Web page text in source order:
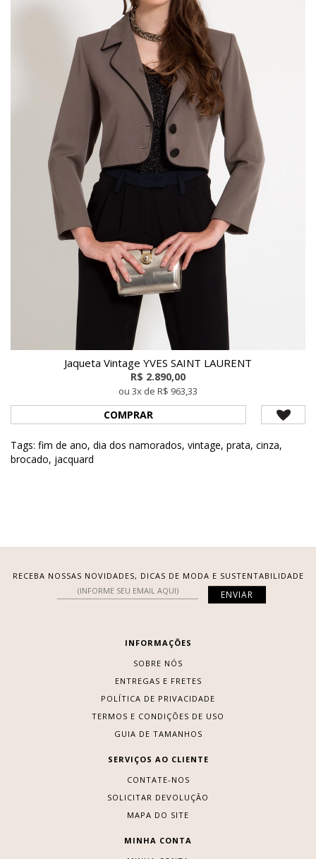
Jaqueta Vintage YVES SAINT LAURENT
R$ 2.890,00
ou 3x de R$ 963,33
COMPRAR
Tags: fim de ano, dia dos namorados, vintage, prata, cinza,
brocado, jacquard
RECEBA NOSSAS NOVIDADES, DICAS DE MODA E SUSTENTABILIDADE
INFORMAÇÕES
SOBRE NÓS
ENTREGAS E FRETES
POLÍTICA DE PRIVACIDADE
TERMOS E CONDIÇÕES DE USO
GUIA DE TAMANHOS
SERVIÇOS AO CLIENTE
CONTATE-NOS
SOLICITAR DEVOLUÇÃO
MAPA DO SITE
MINHA CONTA